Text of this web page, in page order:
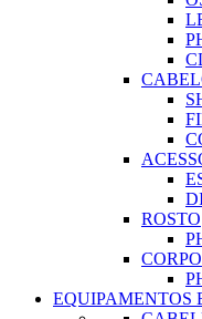
ROSTO
CORPO
EQUIPAMENTOS